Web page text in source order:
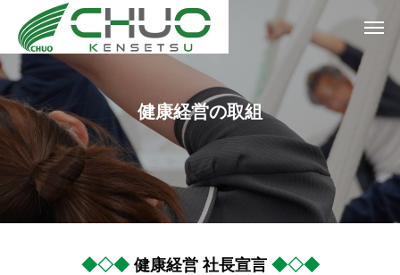
健康経営の取組
◆◇◆健康経営 社長宣言 ◆◇◆